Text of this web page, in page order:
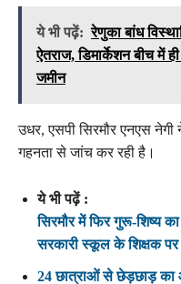
ये भी पढ़ें: रेणुका बांध
ऐतराज, डिमार्केशन बीच में
जमीन
उधर, एसपी सिरमौर एनएस
गहनता से जांच कर रही है।
ये भी पढ़ें :
सिरमौर में फिर गुरू-शिष्य
सरकारी स्कूल के शिक्षक
24 छात्राओं से छेड़छाड़ का